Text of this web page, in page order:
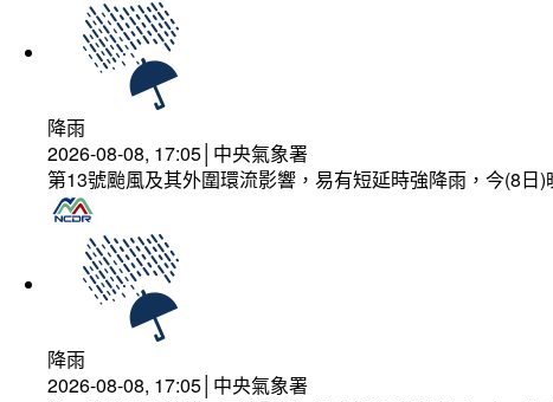
降雨
2026-08-08, 17:05│中央氣象署
第13號颱風及其外圍環流影響，易有短延時強降雨，今(8
降雨
2026-08-08, 17:05│中央氣象署